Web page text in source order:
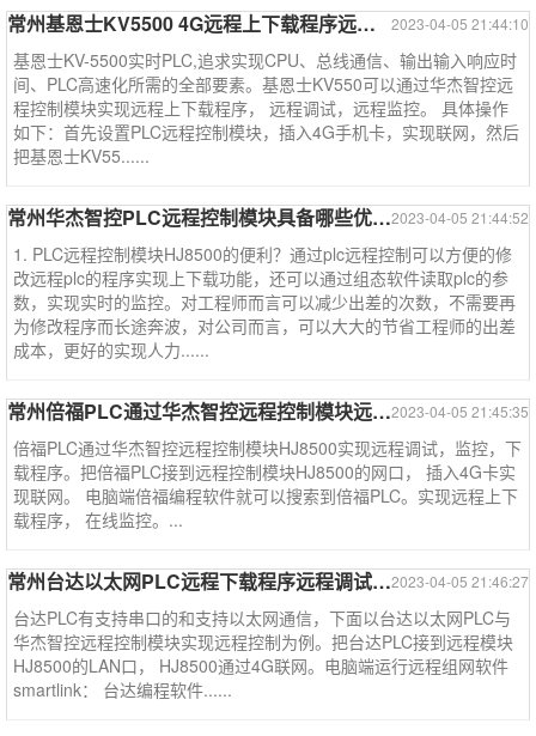
2023-04-05 21:44:10
常州基恩士KV5500 4G远程上下载程序远程监控调试--基恩士系列
基恩士KV-5500实时PLC,追求实现CPU、总线通信、输出输入响应时
间、PLC高速化所需的全部要素。基恩士KV550可以通过华杰智控远
程控制模块实现远程上下载程序， 远程调试，远程监控。 具体操作
如下：首先设置PLC远程控制模块，插入4G手机卡，实现联网，然后
把基恩士KV55......
2023-04-05 21:44:52
常州华杰智控PLC远程控制模块具备哪些优点？
1. PLC远程控制模块HJ8500的便利？通过plc远程控制可以方便的修
改远程plc的程序实现上下载功能，还可以通过组态软件读取plc的参
数，实现实时的监控。对工程师而言可以减少出差的次数，不需要再
为修改程序而长途奔波，对公司而言，可以大大的节省工程师的出差
成本，更好的实现人力......
2023-04-05 21:45:35
常州倍福PLC通过华杰智控远程控制模块远程下载程序调试监控
倍福PLC通过华杰智控远程控制模块HJ8500实现远程调试，监控，下
载程序。把倍福PLC接到远程控制模块HJ8500的网口， 插入4G卡实
现联网。 电脑端倍福编程软件就可以搜索到倍福PLC。实现远程上下
载程序， 在线监控。...
2023-04-05 21:46:27
常州台达以太网PLC远程下载程序远程调试监控
台达PLC有支持串口的和支持以太网通信，下面以台达以太网PLC与
华杰智控远程控制模块实现远程控制为例。把台达PLC接到远程模块
HJ8500的LAN口， HJ8500通过4G联网。电脑端运行远程组网软件
smartlink： 台达编程软件......